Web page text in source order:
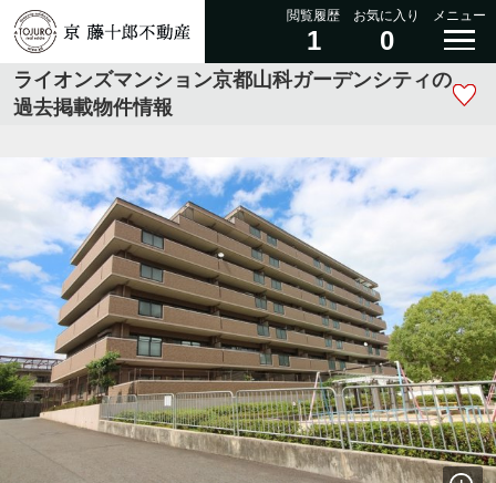
閲覧履歴
1
お気に入り
0
メニュー
ライオンズマンション京都山科ガーデンシティの
過去掲載物件情報